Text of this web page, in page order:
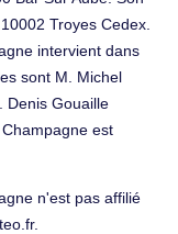
Troyes Cedex.
intervient dans
sont M. Michel
Denis Gouaille
est
n'est pas affilié